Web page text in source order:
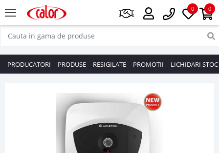
0
0
PRODUCATORI PRODUSE RESIGILATE PROMOTII LICHIDARI STOC